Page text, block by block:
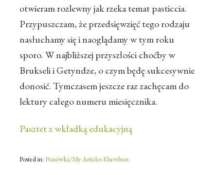
otwieram rozlewny jak rzeka temat pasticcia.
Przypuszczam, że przedsięwzięć tego rodzaju
nasłuchamy się i naoglądamy w tym roku
sporo. W najbliższej przyszłości choćby w
Brukseli i Getyndze, o czym będę sukcesywnie
donosić. Tymczasem jeszcze raz zachęcam do
lektury całego numeru miesięcznika.
Pasztet z wkładką edukacyjną
Posted in: Prasówka/My Articles Elsewhere